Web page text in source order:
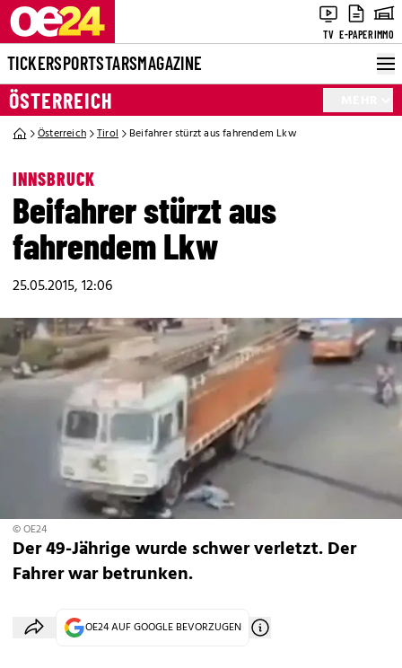
TV E-PAPERIMMO
TICKERSPORTSTARSMAGAZINE
ÖSTERREICH
Österreich Tirol Beifahrer stürzt aus fahrendem Lkw
INNSBRUCK
Beifahrer stürzt aus
fahrendem Lkw
25.05.2015, 12:06
© OE24
Der 49-Jährige wurde schwer verletzt. Der
Fahrer war betrunken.
OE24 AUF GOOGLE BEVORZUGEN